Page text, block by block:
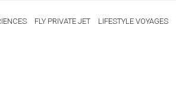
FLY PRIVATE JET LIFESTYLE VOYAGES